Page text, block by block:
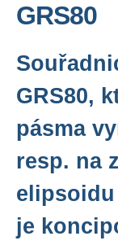
GRS80
GRS80,
pásma
resp. na
elipsoidu
je